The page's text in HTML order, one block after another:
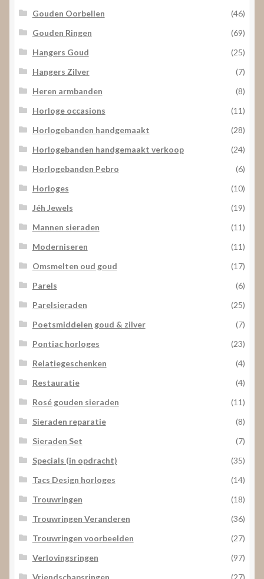
Gouden Oorbellen
(46)
Gouden Ringen
(69)
Hangers Goud
(25)
Hangers Zilver
(7)
Heren armbanden
(8)
Horloge occasions
(11)
Horlogebanden handgemaakt
(28)
Horlogebanden handgemaakt verkoop
(24)
Horlogebanden Pebro
(6)
Horloges
(10)
Jéh Jewels
(19)
Mannen sieraden
(11)
Moderniseren
(11)
Omsmelten oud goud
(17)
Parels
(6)
Parelsieraden
(25)
Poetsmiddelen goud & zilver
(7)
Pontiac horloges
(23)
Relatiegeschenken
(4)
Restauratie
(4)
Rosé gouden sieraden
(11)
Sieraden reparatie
(8)
Sieraden Set
(7)
Specials (in opdracht)
(35)
Tacs Design horloges
(14)
Trouwringen
(18)
Trouwringen Veranderen
(36)
Trouwringen voorbeelden
(27)
Verlovingsringen
(97)